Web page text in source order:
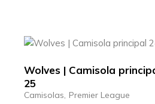
Wolves | Camisola
25
Camisolas Premier League